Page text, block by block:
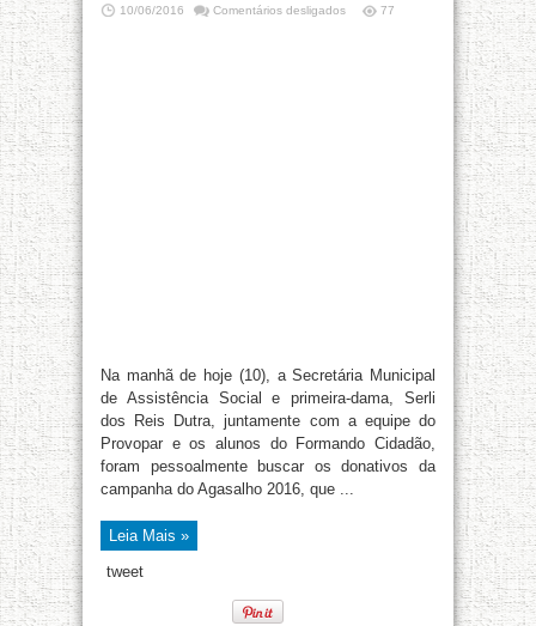
10/06/2016 Comentários desligados 77
Na manhã de hoje (10), a Secretária Municipal
de Assistência Social e primeira-dama, Serli
dos Reis Dutra, juntamente com a equipe do
Provopar e os alunos do Formando Cidadão,
foram pessoalmente buscar os donativos da
campanha do Agasalho 2016, que ...
Leia Mais »
tweet